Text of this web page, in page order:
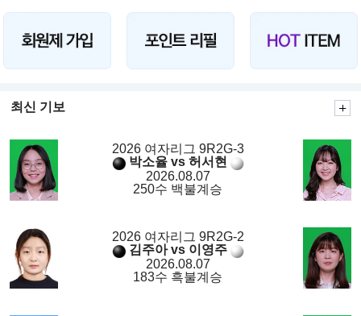
최신 기보
2026 여자리그 9R2G-3
박소율 vs 허서현
2026.08.07
250수 백불계승
2026 여자리그 9R2G-2
김주아 vs 이영주
2026.08.07
183수 흑불계승